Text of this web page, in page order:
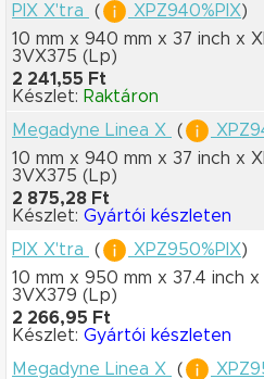
PIX X'tra
( XPZ940%PIX)
10 mm x 940 mm x 37 inch x
3VX375 (Lp)
2 241,55 Ft
Készlet: Raktáron
Megadyne Linea X
(
10 mm x 940 mm x 37 inch x
3VX375 (Lp)
2 875,28 Ft
Készlet: Gyártói készleten
PIX X'tra
( XPZ950%PIX)
10 mm x 950 mm x 37.4 inch x
3VX379 (Lp)
2 266,95 Ft
Készlet: Gyártói készleten
Megadyne Linea X
(